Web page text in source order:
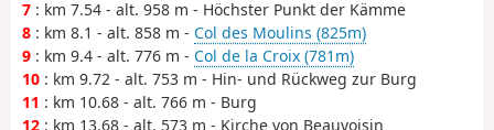
7 : km 7.54 - alt. 958 m - Höchster Punkt der Kämme
8 : km 8.1 - alt. 858 m - Col des Moulins (825m)
9 : km 9.4 - alt. 776 m - Col de la Croix (781m)
10 : km 9.72 - alt. 753 m - Hin- und Rückweg zur Burg
11 : km 10.68 - alt. 766 m - Burg
12 : km 13.68 - alt. 573 m - Kirche von Beauvoisin